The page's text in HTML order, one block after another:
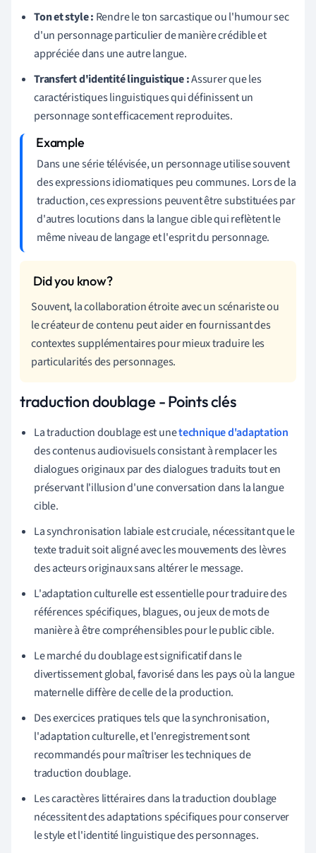
Ton et style : Rendre le ton sarcastique ou l'humour sec
d'un personnage particulier de manière crédible et
appréciée dans une autre langue.
Transfert d'identité linguistique :Assurer que les
caractéristiques linguistiques qui définissent un
personnage sont efficacement reproduites.
Dans une série télévisée, un personnage utilise souvent
des expressions idiomatiques peu communes. Lors de la
traduction, ces expressions peuvent être substituées par
d'autres locutions dans la langue cible qui reflètent le
même niveau de langage et l'esprit du personnage.
Souvent, la collaboration étroite avec un scénariste ou
le créateur de contenu peut aider en fournissant des
contextes supplémentaires pour mieux traduire les
particularités des personnages.
traduction doublage - Points clés
La traduction doublage est unetechnique d'adaptation
des contenus audiovisuels consistant à remplacer les
dialogues originaux par des dialogues traduits tout en
préservant l'illusion d'une conversation dans la langue
cible.
La synchronisation labiale est cruciale, nécessitant que le
texte traduit soit aligné avec les mouvements des lèvres
des acteurs originaux sans altérer le message.
L'adaptation culturelle est essentielle pour traduire des
références spécifiques, blagues, ou jeux de mots de
manière à être compréhensibles pour le public cible.
Le marché du doublage est significatif dans le
divertissement global, favorisé dans les pays où la langue
maternelle diffère de celle de la production.
Des exercices pratiques tels que la synchronisation,
l'adaptation culturelle, et l'enregistrement sont
recommandés pour maîtriser les techniques de
traduction doublage.
Les caractères littéraires dans la traduction doublage
nécessitent des adaptations spécifiques pour conserver
le style et l'identité linguistique des personnages.